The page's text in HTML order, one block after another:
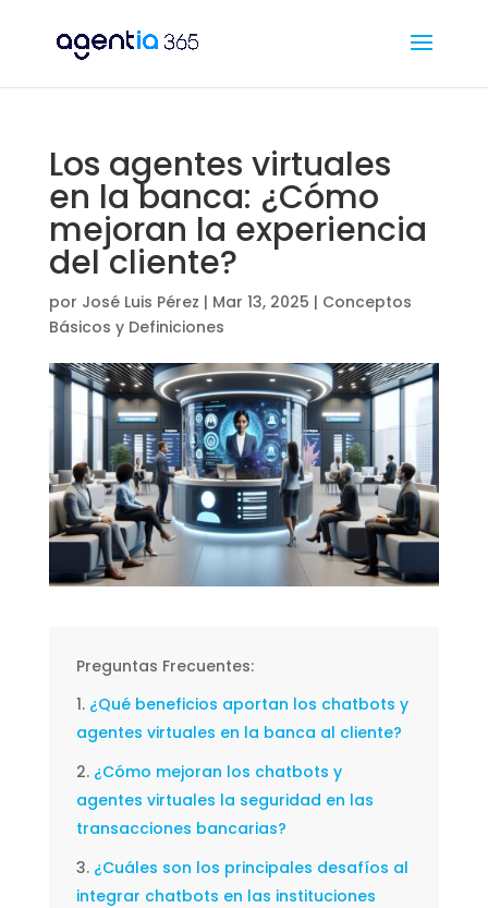
Los agentes virtuales
en la banca: ¿Cómo
mejoran la experiencia
del cliente?
por José Luis Pérez | Mar 13, 2025 | Conceptos
Básicos y Definiciones
Preguntas Frecuentes:
¿Qué beneficios aportan los chatbots y
agentes virtuales en la banca al cliente?
¿Cómo mejoran los chatbots y
agentes virtuales la seguridad en las
transacciones bancarias?
¿Cuáles son los principales desafíos al
integrar chatbots en las instituciones